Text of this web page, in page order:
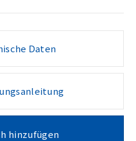
Daten
hinzufügen